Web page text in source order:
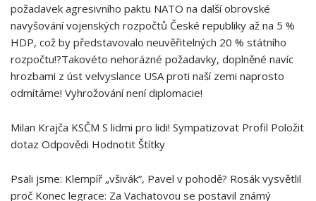
požadavek agresivního paktu NATO na další obrovské
navyšování vojenských rozpočtů České republiky až na 5 %
HDP, což by představovalo neuvěřitelných 20 % státního
rozpočtu!?Takovéto nehorázné požadavky, doplněné navíc
hrozbami z úst velvyslance USA proti naší zemi naprosto
odmítáme! Vyhrožování není diplomacie!
Milan Krajča KSČM S lidmi pro lidi! Sympatizovat Profil Položit
dotaz Odpovědi Hodnotit Štítky
Psali jsme: Klempíř „všivák“, Pavel v pohodě? Rosák vysvětlil
proč Konec legrace: Za Vachatovou se postavil známý